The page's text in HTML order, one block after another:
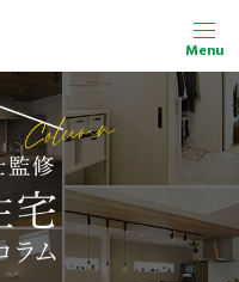
Menu